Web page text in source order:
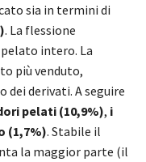
sia in termini di
. La flessione
intero. La
più venduto,
dei derivati. A seguire
pelati (10,9%), i
(1,7%). Stabile il
la maggior parte (il